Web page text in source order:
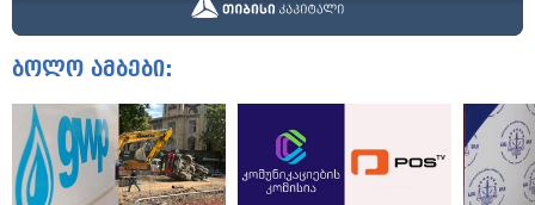
ბოლო ამბები: